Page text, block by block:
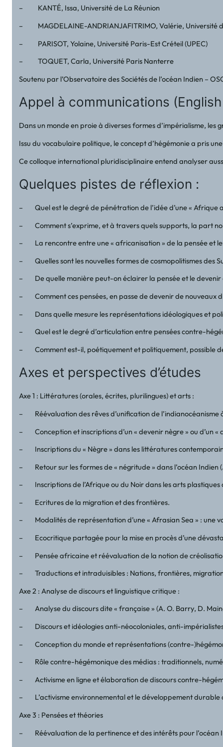
– KANTÉ, Issa, Université de La Réunion
– MAGDELAINE-ANDRIANJAFITRIMO, Valérie, Université
– PARISOT, Yolaine, Université Paris-Est Créteil (UPEC)
– TOQUET, Carla, Université Paris Nanterre
Soutenu par l’Observatoire des Sociétés de l’océan Indien –
Appel à communications
Dans un monde en proie à diverses formes d’impérialisme,
Issu du vocabulaire politique, le concept d’hégémonie a pris
Ce colloque international pluridisciplinaire entend analyser
Quelques pistes de réflexion :
– Quel est le degré de pénétration de l’idée d’une « Afrique
– Comment s’exprime, et à travers quels supports, la part
– La rencontre entre une « africanisation » de la pensée et
– Quelles sont les nouvelles formes de cosmopolitismes des
– De quelle manière peut-on éclairer la pensée et le devenir
– Comment ces pensées, en passe de devenir de nouveaux
– Dans quelle mesure les représentations idéologiques et
– Quel est le degré d’articulation entre pensées contre-
– Comment est-il, poétiquement et politiquement, possible de
Axes et perspectives d’études
Axe 1 : Littératures (orales, écrites, plurilingues) et arts :
– Réévaluation des rêves d’unification de
– Conception et inscriptions d’un « devenir nègre » ou d’un
– Inscriptions du « Nègre » dans les littératures
– Retour sur les formes de « négritude » dans l’océan Indien
– Inscriptions de l’Afrique ou du Noir dans les arts plastiques
– Ecritures de la migration et des frontières.
– Modalités de représentation d’une « Afrasian Sea » : une
– Ecocritique partagée pour la mise en procès d’une
– Pensée africaine et réévaluation de la notion de
– Traductions et intraduisibles : Nations, frontières,
Axe 2 : Analyse de discours et linguistique critique :
– Analyse du discours dite « française » (A. O. Barry, D.
– Discours et idéologies anti-néocoloniales, anti-
– Conception du monde et représentations (contre-
– Rôle contre-hégémonique des médias : traditionnels,
– Activisme en ligne et élaboration de discours contre-
– L’activisme environnemental et le développement durable
Axe 3 : Pensées et théories
– Réévaluation de la pertinence et des intérêts pour l’océan